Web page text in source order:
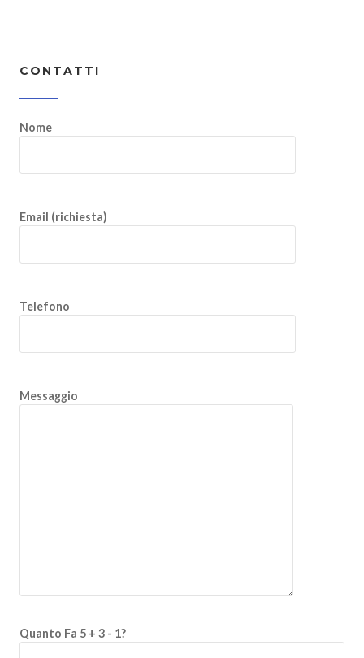
CONTATTI
Nome
Email (richiesta)
Telefono
Messaggio
Quanto Fa 5 + 3 - 1?